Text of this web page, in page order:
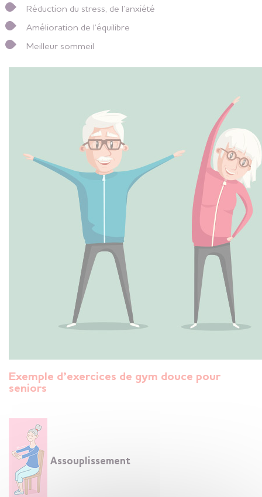
Réduction du stress, de l’anxiété
Amélioration de l’équilibre
Meilleur sommeil
Exemple d’exercices de gym douce pour
seniors
Assouplissement